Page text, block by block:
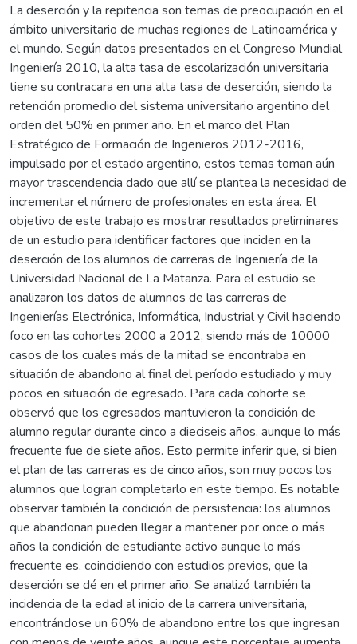
La deserción y la repitencia son temas de preocupación en el
ámbito universitario de muchas regiones de Latinoamérica y
el mundo. Según datos presentados en el Congreso Mundial
Ingeniería 2010, la alta tasa de escolarización universitaria
tiene su contracara en una alta tasa de deserción, siendo la
retención promedio del sistema universitario argentino del
orden del 50% en primer año. En el marco del Plan
Estratégico de Formación de Ingenieros 2012-2016,
impulsado por el estado argentino, estos temas toman aún
mayor trascendencia dado que allí se plantea la necesidad de
incrementar el número de profesionales en esta área. El
objetivo de este trabajo es mostrar resultados preliminares
de un estudio para identificar factores que inciden en la
deserción de los alumnos de carreras de Ingeniería de la
Universidad Nacional de La Matanza. Para el estudio se
analizaron los datos de alumnos de las carreras de
Ingenierías Electrónica, Informática, Industrial y Civil haciendo
foco en las cohortes 2000 a 2012, siendo más de 10000
casos de los cuales más de la mitad se encontraba en
situación de abandono al final del período estudiado y muy
pocos en situación de egresado. Para cada cohorte se
observó que los egresados mantuvieron la condición de
alumno regular durante cinco a dieciseis años, aunque lo más
frecuente fue de siete años. Esto permite inferir que, si bien
el plan de las carreras es de cinco años, son muy pocos los
alumnos que logran completarlo en este tiempo. Es notable
observar también la condición de persistencia: los alumnos
que abandonan pueden llegar a mantener por once o más
años la condición de estudiante activo aunque lo más
frecuente es, coincidiendo con estudios previos, que la
deserción se dé en el primer año. Se analizó también la
incidencia de la edad al inicio de la carrera universitaria,
encontrándose un 60% de abandono entre los que ingresan